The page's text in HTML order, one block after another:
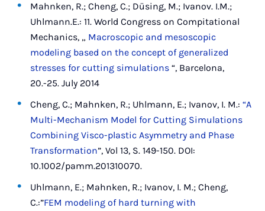
Mahnken, R.; Cheng, C.; Düsing, M.; Ivanov. I.M.;
Uhlmann.E.: 11. World Congress on Compitational
Mechanics, „ Macroscopic and mesoscopic
modeling based on the concept of generalized
stresses for cutting simulations “, Barcelona,
20.-25. July 2014
Cheng, C.; Mahnken, R.; Uhlmann, E.; Ivanov, I. M.:“A
Multi-Mechanism Model for Cutting Simulations
Combining Visco-plastic Asymmetry and Phase
Transformation”, Vol 13, S. 149-150. DOI:
10.1002/pamm.201310070.
Uhlmann, E.; Mahnken, R.; Ivanov, I. M.; Cheng,
C.:”FEM modeling of hard turning with